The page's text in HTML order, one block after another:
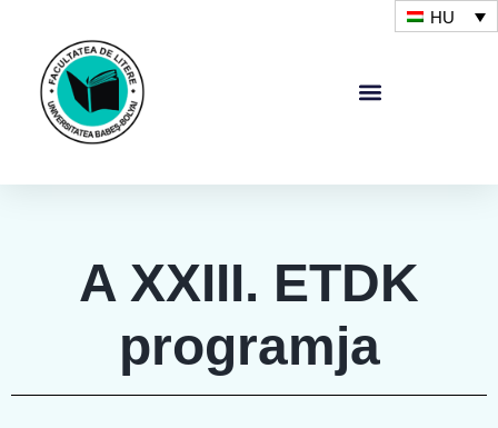
HU
A XXIII. ETDK
programja